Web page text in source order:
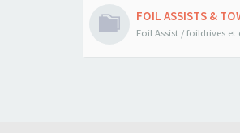
FOIL ASSISTS &
Foil Assist / foildrives